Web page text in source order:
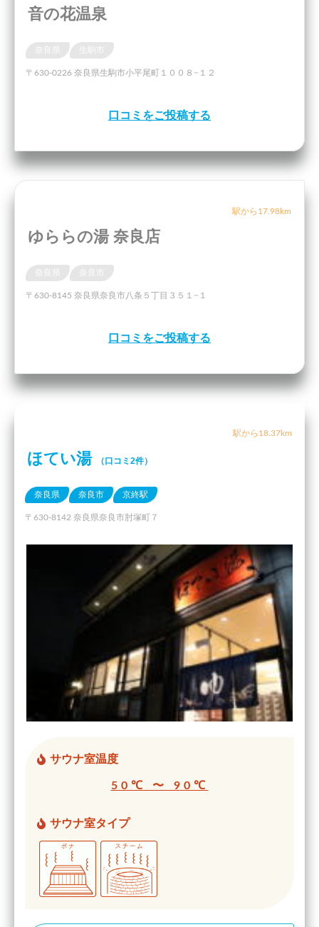
音の花温泉
奈良県
〒630-0226 奈良県生駒市小平尾町１００８−１２
口コミをご投稿する
駅から17.98km
ゆららの湯 奈良店
奈良県 奈良市
〒630-8145 奈良県奈良市八条５丁目３５１−１
口コミをご投稿する
駅から18.37km
ほてい湯 （口コミ2件）
奈良県 奈良市 京終駅
〒630-8142 奈良県奈良市肘塚町７
サウナ室温度
50℃ 〜 90℃
サウナ室タイプ